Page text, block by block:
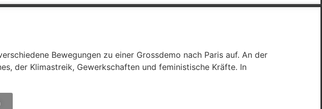
Bewegungen zu einer Grossdemo nach Paris auf. An der
der Klimastreik, Gewerkschaften und feministische Kräfte. In